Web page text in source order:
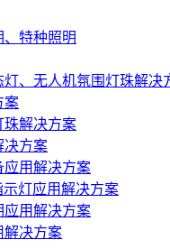
特种照明
、无人机氛围灯珠解决
案
珠解决方案
决方案
应用解决方案
灯应用解决方案
应用解决方案
解决方案